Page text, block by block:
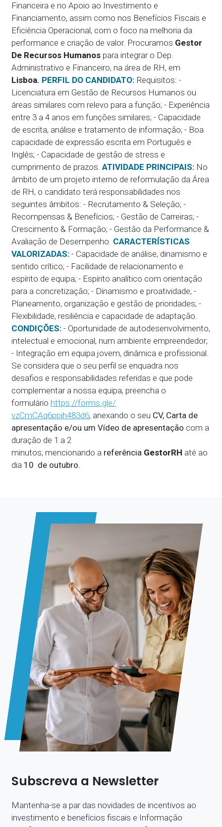
Financeira e no Apoio ao Investimento e
Financiamento, assim como nos Benefícios Fiscais e
Eficiência Operacional, com o foco na melhoria da
performance e criação de valor. Procuramos Gestor
De Recursos Humanos para integrar o Dep.
Administrativo e Financeiro, na área de RH, em
Lisboa. PERFIL DO CANDIDATO: Requisitos: -
Licenciatura em Gestão de Recursos Humanos ou
áreas similares com relevo para a função; - Experiência
entre 3 a 4 anos em funções similares; - Capacidade
de escrita, análise e tratamento de informação; - Boa
capacidade de expressão escrita em Português e
Inglês; - Capacidade de gestão de stress e
cumprimento de prazos.ATIVIDADE PRINCIPAIS: No
âmbito de um projeto interno de reformulação da Área
de RH, o candidato terá responsabilidades nos
seguintes âmbitos: - Recrutamento & Seleção; -
Recompensas & Benefícios; - Gestão de Carreiras; -
Crescimento & Formação; - Gestão da Performance &
Avaliação de Desempenho. CARACTERÍSTICAS
VALORIZADAS: - Capacidade de análise, dinamismo e
sentido crítico; - Facilidade de relacionamento e
espírito de equipa; - Espírito analítico com orientação
para a concretização; - Dinamismo e proatividade; -
Planeamento, organização e gestão de prioridades; -
Flexibilidade, resiliência e capacidade de adaptação.
CONDIÇÕES: - Oportunidade de autodesenvolvimento,
intelectual e emocional, num ambiente empreendedor;
- Integração em equipa jovem, dinâmica e profissional.
Se considera que o seu perfil se enquadra nos
desafios e responsabilidades referidas e que pode
complementar a nossa equipa, preencha o
formulário https://forms.gle/
vzCmCAq6ppih483d6, anexando o seu CV, Carta de
apresentação e/ou um Vídeo de apresentação com a
duração de 1 a 2
minutos, mencionando a referência GestorRH até ao
dia 10 de outubro.
Subscreva a Newsletter
Mantenha-se a par das novidades de incentivos ao
investimento e benefícios fiscais e Informação